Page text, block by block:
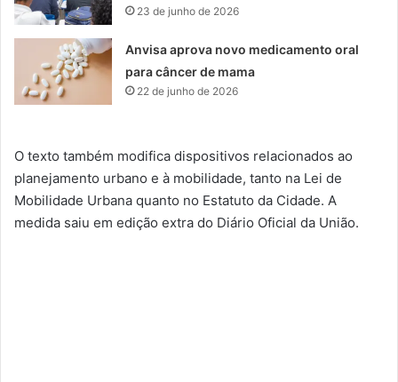
23 de junho de 2026
Anvisa aprova novo medicamento oral
para câncer de mama
22 de junho de 2026
O texto também modifica dispositivos relacionados ao
planejamento urbano e à mobilidade, tanto na Lei de
Mobilidade Urbana quanto no Estatuto da Cidade. A
medida saiu em edição extra do Diário Oficial da União.